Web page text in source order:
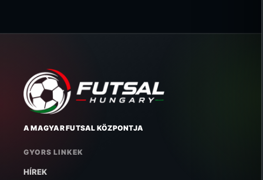
A MAGYAR FUTSAL KÖZPONTJA
GYORS LINKEK
HÍREK